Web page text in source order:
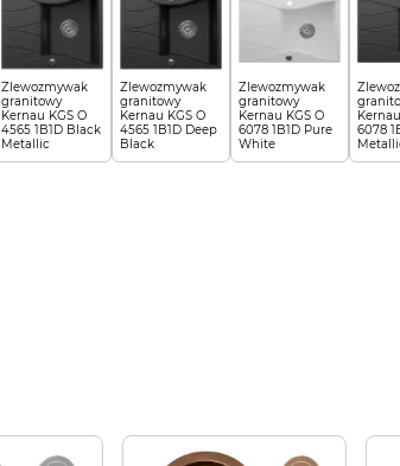
Zlewozmywak
granitowy
Kernau KGS O
4565 1B1D Black
Metallic
Zlewozmywak
granitowy
Kernau KGS O
4565 1B1D Deep
Black
Zlewozmywak
granitowy
Kernau KGS O
6078 1B1D Pure
White
6078